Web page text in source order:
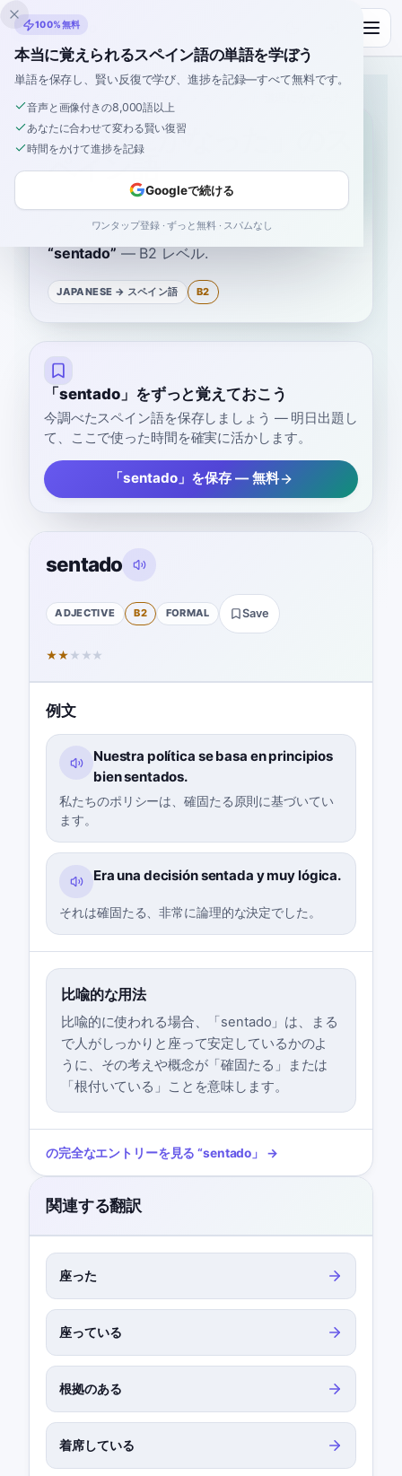
Inklingo
「道理にかなった」のス
ペイン語
のスペイン語は“道理にかなった”です
“sentado” — B2 レベル.
JAPANESE → スペイン語 B2
「sentado」をずっと覚えておこう
今調べたスペイン語を保存しましょう — 明日出題し
て、ここで使った時間を確実に活かします。
「sentado」を保存 — 無料
sentado
ADJECTIVE B2 FORMAL Save
★★ ★ ★ ★
例文
Nuestra política se basa en principios
bien sentados.
私たちのポリシーは、確固たる原則に基づいてい
ます。
Era una decisión sentada y muy lógica.
それは確固たる、非常に論理的な決定でした。
比喩的な用法
比喩的に使われる場合、「sentado」は、まる
で人がしっかりと座って安定しているかのよ
うに、その考えや概念が「確固たる」または
「根付いている」ことを意味します。
の完全なエントリーを見る “sentado 」 →
関連する翻訳
座った
座っている
根拠のある
着席している
100%無料
本当に覚えられるスペイン語の単語を学ぼう
単語を保存し、賢い反復で学び、進捗を記録—すべて無料です。
音声と画像付きの8,000語以上
あなたに合わせて変わる賢い復習
時間をかけて進捗を記録
Googleで続ける
ワンタップ登録 · ずっと無料 · スパムなし